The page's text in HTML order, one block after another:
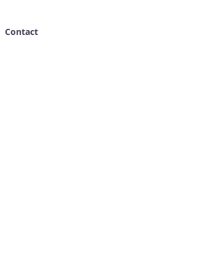
Contact